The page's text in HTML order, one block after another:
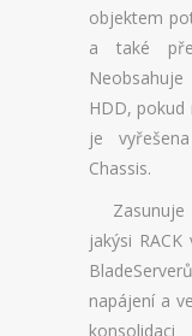
objektem
a také
HDD, pokud
je
Chassis.
jakýsi
napájení a